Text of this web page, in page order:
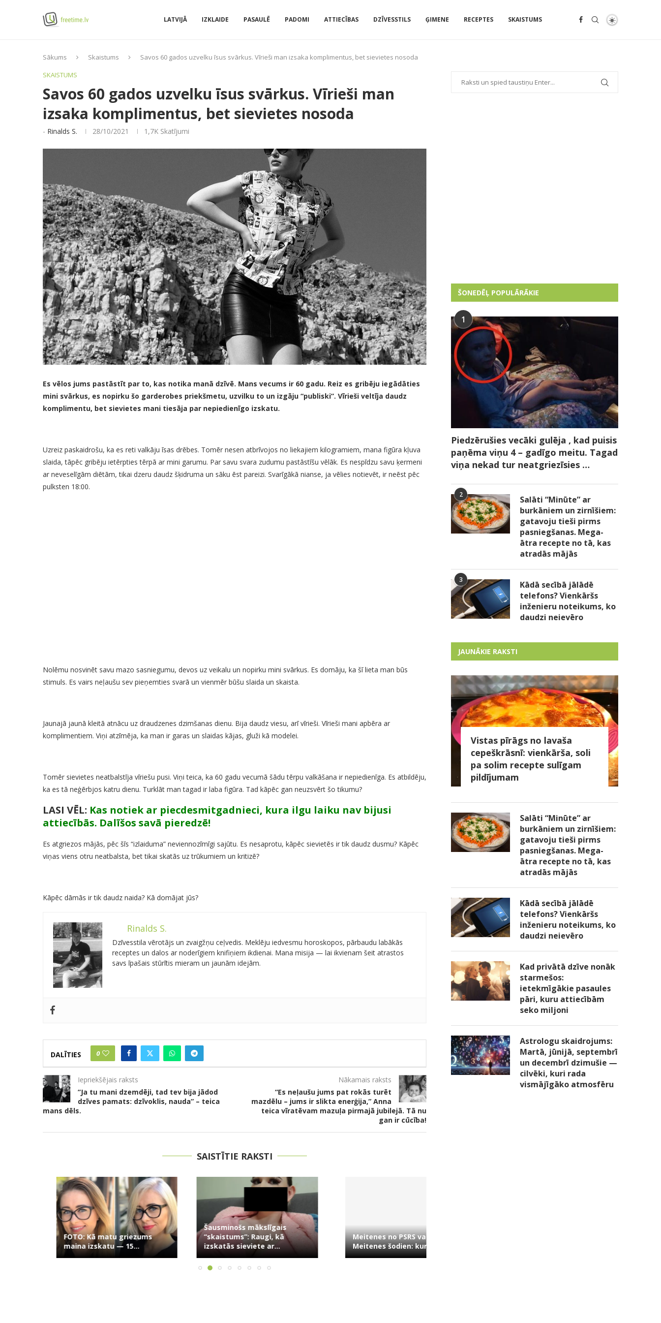
LATVIJĀ IZKLAIDE PASAULĒ PADOMI ATTIECĪBAS DZĪVESSTILS ĢIMENE RECEPTES SKAISTUMS
Sākums Skaistums
Savos 60 gados uzvelku īsus svārkus. Vīrieši man izsaka komplimentus, bet sievietes nosoda
SKAISTUMS
Savos 60 gados uzvelku īsus svārkus. Vīrieši man
izsaka komplimentus, bet sievietes nosoda
- Rinalds S. 28/10/2021 1,7K Skatījumi
Es vēlos jums pastāstīt par to, kas notika manā dzīvē. Mans vecums ir 60 gadu. Reiz es gribēju iegādāties
mini svārkus, es nopirku šo garderobes priekšmetu, uzvilku to un izgāju “publiski”. Vīrieši veltīja daudz
komplimentu, bet sievietes mani tiesāja par nepiedienīgo izskatu.
Uzreiz paskaidrošu, ka es reti valkāju īsas drēbes. Tomēr nesen atbrīvojos no liekajiem kilogramiem, mana figūra kļuva
slaida, tāpēc gribēju ietērpties tērpā ar mini garumu. Par savu svara zudumu pastāstīšu vēlāk. Es nespīdzu savu ķermeni
ar neveselīgām diētām, tikai dzeru daudz šķidruma un sāku ēst pareizi. Svarīgākā nianse, ja vēlies notievēt, ir neēst pēc
pulksten 18:00.
Nolēmu nosvinēt savu mazo sasniegumu, devos uz veikalu un nopirku mini svārkus. Es domāju, ka šī lieta man būs
stimuls. Es vairs neļaušu sev pieņemties svarā un vienmēr būšu slaida un skaista.
Jaunajā jaunā kleitā atnācu uz draudzenes dzimšanas dienu. Bija daudz viesu, arī vīrieši. Vīrieši mani apbēra ar
komplimentiem. Viņi atzīmēja, ka man ir garas un slaidas kājas, gluži kā modelei.
Tomēr sievietes neatbalstīja vīriešu pusi. Viņi teica, ka 60 gadu vecumā šādu tērpu valkāšana ir nepiedienīga. Es atbildēju,
ka es tā neģērbjos katru dienu. Turklāt man tagad ir laba figūra. Tad kāpēc gan neuzsvērt šo tikumu?
LASI VĒL: Kas notiek ar piecdesmitgadnieci, kura ilgu laiku nav bijusi
attiecībās. Dalīšos savā pieredzē!
Es atgriezos mājās, pēc šīs “izlaiduma” neviennozīmīgi sajūtu. Es nesaprotu, kāpēc sievietēs ir tik daudz dusmu? Kāpēc
viņas viens otru neatbalsta, bet tikai skatās uz trūkumiem un kritizē?
Kāpēc dāmās ir tik daudz naida? Kā domājat jūs?
Rinalds S.
Dzīvesstila vērotājs un zvaigžņu ceļvedis. Meklēju iedvesmu horoskopos, pārbaudu labākās
receptes un dalos ar noderīgiem knifiņiem ikdienai. Mana misija — lai ikvienam šeit atrastos
savs īpašais stūrītis mieram un jaunām idejām.
DALĪTIES 0
Iepriekšējais raksts
“Ja tu mani dzemdēji, tad tev bija jādod
dzīves pamats: dzīvoklis, nauda” – teica
mans dēls.
Nākamais raksts
“Es neļaušu jums pat rokās turēt
mazdēlu – jums ir slikta enerģija,” Anna
teica vīratēvam mazuļa pirmajā jubilejā. Tā nu
gan ir cūcība!
SAISTĪTIE RAKSTI
FOTO: Kā matu griezums
maina izskatu — 15...
Šausminošs mākslīgais
“skaistums”: Raugi, kā
izskatās sieviete ar...
Meitenes no PSRS vai
Meitenes šodien: kura ir...
ŠONEDĒĻ POPULĀRĀKIE
1
Piedzērušies vecāki gulēja , kad puisis
paņēma viņu 4 – gadīgo meitu. Tagad
viņa nekad tur neatgriezīsies …
2
Salāti “Minūte” ar
burkāniem un zirnīšiem:
gatavoju tieši pirms
pasniegšanas. Mega-
ātra recepte no tā, kas
atradās mājās
3
Kādā secībā jālādē
telefons? Vienkāršs
inženieru noteikums, ko
daudzi neievēro
JAUNĀKIE RAKSTI
Vistas pīrāgs no lavaša
cepeškrāsnī: vienkārša, soli
pa solim recepte sulīgam
pildījumam
Salāti “Minūte” ar
burkāniem un zirnīšiem:
gatavoju tieši pirms
pasniegšanas. Mega-
ātra recepte no tā, kas
atradās mājās
Kādā secībā jālādē
telefons? Vienkāršs
inženieru noteikums, ko
daudzi neievēro
Kad privātā dzīve nonāk
starmešos:
ietekmīgākie pasaules
pāri, kuru attiecībām
seko miljoni
Astrologu skaidrojums:
Martā, jūnijā, septembrī
un decembrī dzimušie —
cilvēki, kuri rada
vismājīgāko atmosfēru